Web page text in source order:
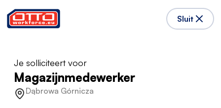
Sluit
Je solliciteert voor
Magazijnmedewerker
Dąbrowa Górnicza